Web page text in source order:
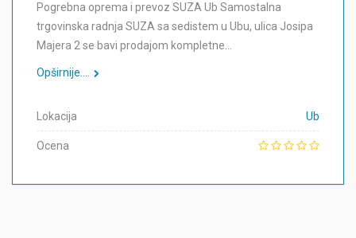
Pogrebna oprema i prevoz SUZA Ub Samostalna
trgovinska radnja SUZA sa sedistem u Ubu, ulica Josipa
Majera 2 se bavi prodajom kompletne…
Opširnije....
Lokacija Ub
Ocena